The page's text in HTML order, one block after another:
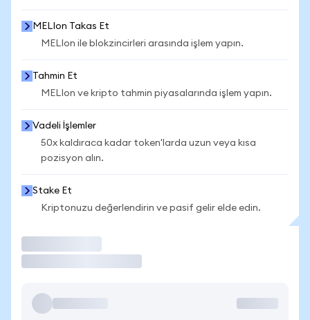
MELIon Takas Et
MELIon ile blokzincirleri arasında işlem yapın.
Tahmin Et
MELIon ve kripto tahmin piyasalarında işlem yapın.
Vadeli İşlemler
50x kaldıraca kadar token'larda uzun veya kısa
pozisyon alın.
Stake Et
Kriptonuzu değerlendirin ve pasif gelir elde edin.